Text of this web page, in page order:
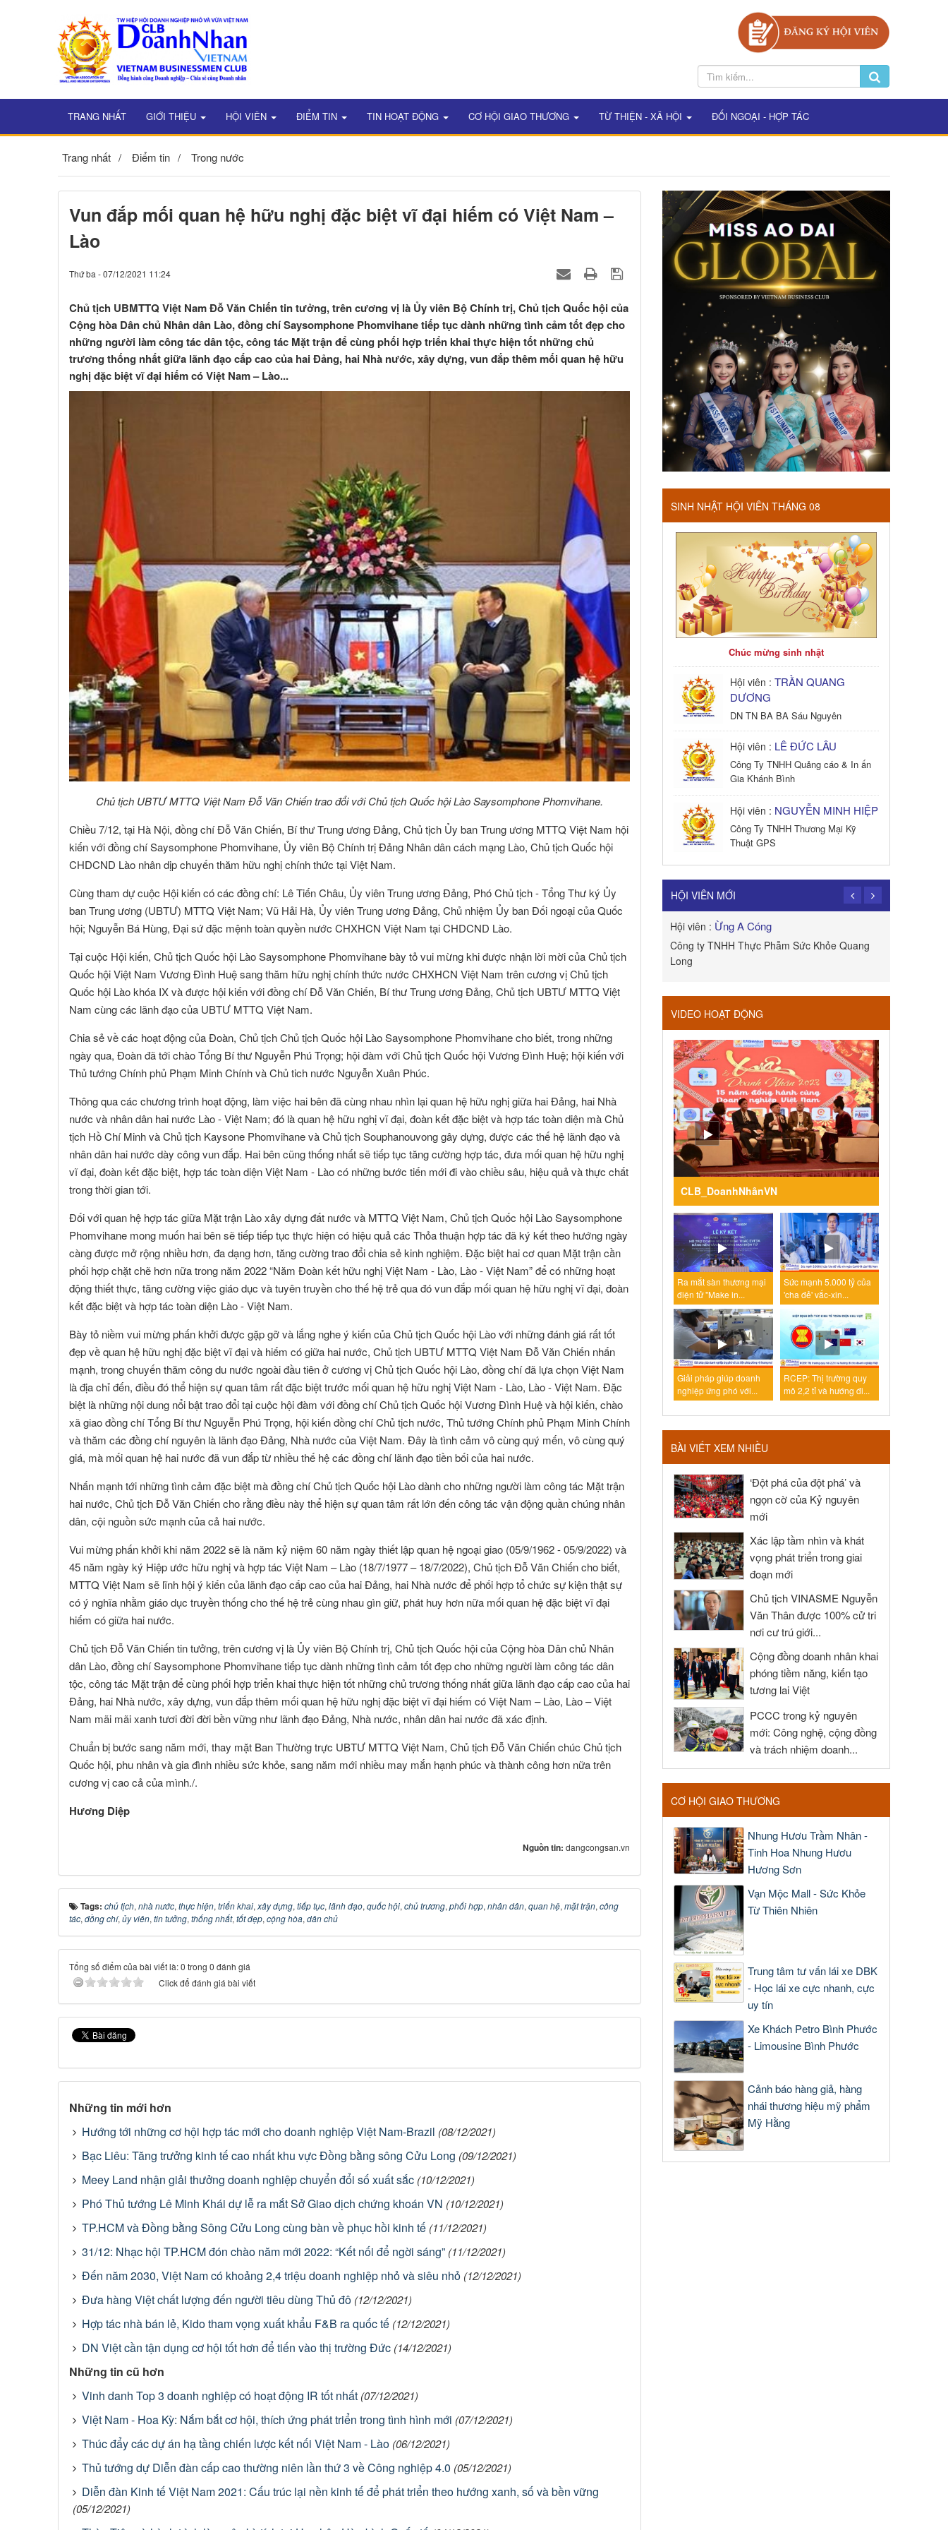
TRANG NHẤT GIỚI THIỆU HỘI VIÊN ĐIỂM TIN TIN HOẠT ĐỘNG CƠ HỘI GIAO THƯƠNG TỪ THIỆN - XÃ HỘI ĐỐI NGOẠI - HỢP TÁC
Trang nhất Điểm tin Trong nước
Vun đắp mối quan hệ hữu nghị đặc biệt vĩ đại hiếm có Việt Nam –
Lào
Thứ ba - 07/12/2021 11:24
Chủ tịch UBMTTQ Việt Nam Đỗ Văn Chiến tin tưởng, trên cương vị là Ủy viên Bộ Chính trị, Chủ tịch Quốc hội của
Cộng hòa Dân chủ Nhân dân Lào, đồng chí Saysomphone Phomvihane tiếp tục dành những tình cảm tốt đẹp cho
những người làm công tác dân tộc, công tác Mặt trận để cùng phối hợp triển khai thực hiện tốt những chủ
trương thống nhất giữa lãnh đạo cấp cao của hai Đảng, hai Nhà nước, xây dựng, vun đắp thêm mối quan hệ hữu
nghị đặc biệt vĩ đại hiếm có Việt Nam – Lào...
Chủ tịch UBTƯ MTTQ Việt Nam Đỗ Văn Chiến trao đổi với Chủ tịch Quốc hội Lào Saysomphone Phomvihane.
Chiều 7/12, tại Hà Nội, đồng chí Đỗ Văn Chiến, Bí thư Trung ương Đảng, Chủ tịch Ủy ban Trung ương MTTQ Việt Nam hội
kiến với đồng chí Saysomphone Phomvihane, Ủy viên Bộ Chính trị Đảng Nhân dân cách mạng Lào, Chủ tịch Quốc hội
CHDCND Lào nhân dịp chuyến thăm hữu nghị chính thức tại Việt Nam.
Cùng tham dự cuộc Hội kiến có các đồng chí: Lê Tiến Châu, Ủy viên Trung ương Đảng, Phó Chủ tịch - Tổng Thư ký Ủy
ban Trung ương (UBTƯ) MTTQ Việt Nam; Vũ Hải Hà, Ủy viên Trung ương Đảng, Chủ nhiệm Ủy ban Đối ngoại của Quốc
hội; Nguyễn Bá Hùng, Đại sứ đặc mệnh toàn quyền nước CHXHCN Việt Nam tại CHDCND Lào.
Tại cuộc Hội kiến, Chủ tịch Quốc hội Lào Saysomphone Phomvihane bày tỏ vui mừng khi được nhận lời mời của Chủ tịch
Quốc hội Việt Nam Vương Đình Huệ sang thăm hữu nghị chính thức nước CHXHCN Việt Nam trên cương vị Chủ tịch
Quốc hội Lào khóa IX và được hội kiến với đồng chí Đỗ Văn Chiến, Bí thư Trung ương Đảng, Chủ tịch UBTƯ MTTQ Việt
Nam cùng các lãnh đạo của UBTƯ MTTQ Việt Nam.
Chia sẻ về các hoạt động của Đoàn, Chủ tịch Chủ tịch Quốc hội Lào Saysomphone Phomvihane cho biết, trong những
ngày qua, Đoàn đã tới chào Tổng Bí thư Nguyễn Phú Trọng; hội đàm với Chủ tịch Quốc hội Vương Đình Huệ; hội kiến với
Thủ tướng Chính phủ Phạm Minh Chính và Chủ tich nước Nguyễn Xuân Phúc.
Thông qua các chương trình hoạt động, làm việc hai bên đã cùng nhau nhìn lại quan hệ hữu nghị giữa hai Đảng, hai Nhà
nước và nhân dân hai nước Lào - Việt Nam; đó là quan hệ hữu nghị vĩ đại, đoàn kết đặc biệt và hợp tác toàn diện mà Chủ
tịch Hồ Chí Minh và Chủ tịch Kaysone Phomvihane và Chủ tịch Souphanouvong gây dựng, được các thế hệ lãnh đạo và
nhân dân hai nước dày công vun đắp. Hai bên cũng thống nhất sẽ tiếp tục tăng cường hợp tác, đưa mối quan hệ hữu nghị
vĩ đại, đoàn kết đặc biệt, hợp tác toàn diện Việt Nam - Lào có những bước tiến mới đi vào chiều sâu, hiệu quả và thực chất
trong thời gian tới.
Đối với quan hệ hợp tác giữa Mặt trận Lào xây dựng đất nước và MTTQ Việt Nam, Chủ tịch Quốc hội Lào Saysomphone
Phomvihane mong muốn hai bên sẽ tiếp tiếp tục thực hiện có hiệu quả các Thỏa thuận hợp tác đã ký kết theo hướng ngày
càng được mở rộng nhiều hơn, đa dạng hơn, tăng cường trao đổi chia sẻ kinh nghiệm. Đặc biệt hai cơ quan Mặt trận cần
phối hợp chặt chẽ hơn nữa trong năm 2022 “Năm Đoàn kết hữu nghị Việt Nam - Lào, Lào - Việt Nam” để có những hoạt
động thiết thực, tăng cường việc giáo dục và tuyên truyền cho thế hệ trẻ qua đó vun đắp mối quan hệ hữu nghị vĩ đại, đoàn
kết đặc biệt và hợp tác toàn diện Lào - Việt Nam.
Bày tỏ niềm vui mừng phấn khởi được gặp gỡ và lắng nghe ý kiến của Chủ tịch Quốc hội Lào với những đánh giá rất tốt
đẹp về quan hệ hữu nghị đặc biệt vĩ đại và hiếm có giữa hai nước, Chủ tịch UBTƯ MTTQ Việt Nam Đỗ Văn Chiến nhấn
mạnh, trong chuyến thăm công du nước ngoài đầu tiên ở cương vị Chủ tịch Quốc hội Lào, đồng chí đã lựa chọn Việt Nam
là địa chỉ đến, điều đó thể hiện sự quan tâm rất đặc biệt trước mối quan hệ hữu nghị Việt Nam - Lào, Lào - Việt Nam. Đặc
biệt là những nội dung nổi bật trao đổi tại cuộc hội đàm với đồng chí Chủ tịch Quốc hội Vương Đình Huệ và hội kiến, chào
xã giao đồng chí Tổng Bí thư Nguyễn Phú Trọng, hội kiến đồng chí Chủ tịch nước, Thủ tướng Chính phủ Phạm Minh Chính
và thăm các đồng chí nguyên là lãnh đạo Đảng, Nhà nước của Việt Nam. Đây là tình cảm vô cùng quý mến, vô cùng quý
giá, mà mối quan hệ hai nước đã vun đắp từ nhiều thế hệ các đồng chí lãnh đạo tiền bối của hai nước.
Nhấn mạnh tới những tình cảm đặc biệt mà đồng chí Chủ tịch Quốc hội Lào dành cho những người làm công tác Mặt trận
hai nước, Chủ tịch Đỗ Văn Chiến cho rằng điều này thể hiện sự quan tâm rất lớn đến công tác vận động quần chúng nhân
dân, cội nguồn sức mạnh của cả hai nước.
Vui mừng phấn khởi khi năm 2022 sẽ là năm kỷ niệm 60 năm ngày thiết lập quan hệ ngoại giao (05/9/1962 - 05/9/2022) và
45 năm ngày ký Hiệp ước hữu nghị và hợp tác Việt Nam – Lào (18/7/1977 – 18/7/2022), Chủ tịch Đỗ Văn Chiến cho biết,
MTTQ Việt Nam sẽ lĩnh hội ý kiến của lãnh đạo cấp cao của hai Đảng, hai Nhà nước để phối hợp tổ chức sự kiện thật sự
có ý nghĩa nhằm giáo dục truyền thống cho thế hệ trẻ cùng nhau gìn giữ, phát huy hơn nữa mối quan hệ đặc biệt vĩ đại
hiếm có giữa hai nước.
Chủ tịch Đỗ Văn Chiến tin tưởng, trên cương vị là Ủy viên Bộ Chính trị, Chủ tịch Quốc hội của Cộng hòa Dân chủ Nhân
dân Lào, đồng chí Saysomphone Phomvihane tiếp tục dành những tình cảm tốt đẹp cho những người làm công tác dân
tộc, công tác Mặt trận để cùng phối hợp triển khai thực hiện tốt những chủ trương thống nhất giữa lãnh đạo cấp cao của hai
Đảng, hai Nhà nước, xây dựng, vun đắp thêm mối quan hệ hữu nghị đặc biệt vĩ đại hiếm có Việt Nam – Lào, Lào – Việt
Nam mãi mãi xanh tươi đời đời bền vững như lãnh đạo Đảng, Nhà nước, nhân dân hai nước đã xác định.
Chuẩn bị bước sang năm mới, thay mặt Ban Thường trực UBTƯ MTTQ Việt Nam, Chủ tịch Đỗ Văn Chiến chúc Chủ tịch
Quốc hội, phu nhân và gia đình nhiều sức khỏe, sang năm mới nhiều may mắn hạnh phúc và thành công hơn nữa trên
cương vị cao cả của mình./.
Hương Diệp
Nguồn tin:dangcongsan.vn
Tags: chủ tịch, nhà nước, thực hiện, triển khai, xây dựng, tiếp tục, lãnh đạo, quốc hội, chủ trương, phối hợp, nhân dân, quan hệ, mặt trận, công
tác, đồng chí, ủy viên, tin tưởng, thống nhất, tốt đẹp, cộng hòa, dân chủ
Tổng số điểm của bài viết là: 0 trong 0 đánh giá
Click để đánh giá bài viết
Những tin mới hơn
Hướng tới những cơ hội hợp tác mới cho doanh nghiệp Việt Nam-Brazil (08/12/2021)
Bạc Liêu: Tăng trưởng kinh tế cao nhất khu vực Đồng bằng sông Cửu Long (09/12/2021)
Meey Land nhận giải thưởng doanh nghiệp chuyển đổi số xuất sắc (10/12/2021)
Phó Thủ tướng Lê Minh Khái dự lễ ra mắt Sở Giao dịch chứng khoán VN (10/12/2021)
TP.HCM và Đồng bằng Sông Cửu Long cùng bàn về phục hồi kinh tế (11/12/2021)
31/12: Nhạc hội TP.HCM đón chào năm mới 2022: “Kết nối để ngời sáng” (11/12/2021)
Đến năm 2030, Việt Nam có khoảng 2,4 triệu doanh nghiệp nhỏ và siêu nhỏ (12/12/2021)
Đưa hàng Việt chất lượng đến người tiêu dùng Thủ đô (12/12/2021)
Hợp tác nhà bán lẻ, Kido tham vọng xuất khẩu F&B ra quốc tế (12/12/2021)
DN Việt cần tận dụng cơ hội tốt hơn để tiến vào thị trường Đức (14/12/2021)
Những tin cũ hơn
Vinh danh Top 3 doanh nghiệp có hoạt động IR tốt nhất (07/12/2021)
Việt Nam - Hoa Kỳ: Nắm bắt cơ hội, thích ứng phát triển trong tình hình mới (07/12/2021)
Thúc đẩy các dự án hạ tầng chiến lược kết nối Việt Nam - Lào (06/12/2021)
Thủ tướng dự Diễn đàn cấp cao thường niên lần thứ 3 về Công nghiệp 4.0 (05/12/2021)
Diễn đàn Kinh tế Việt Nam 2021: Cấu trúc lại nền kinh tế để phát triển theo hướng xanh, số và bền vững
(05/12/2021)
SINH NHẬT HỘI VIÊN THÁNG 08
Chúc mừng sinh nhật
Hội viên :TRẦN QUANG
DƯƠNG
DN TN BA BA Sáu Nguyên
Hội viên : LÊ ĐỨC LÂU
Công Ty TNHH Quảng cáo & In ấn
Gia Khánh Bình
Hội viên : NGUYỄN MINH HIỆP
Công Ty TNHH Thương Mại Kỹ
Thuật GPS
PHONG
Công Ty TNHH Dịch vụ Cuộc Sống
Hạnh Phúc
HỘI VIÊN MỚI
NGUYỄN MINH CHÁNH Hội viên :TRƯƠNG CÔNG VŨ
Toàn Cầu
Hội viên :Đặng Thị Như Ý Hội viên : Ừng A Cóng
Công ty TNHH Thực Phẫm Sức Khỏe Quang
Long
VIDEO HOẠT ĐỘNG
CLB_DoanhNhânVN
Ra mắt sàn thương mại
điện tử "Make in...
Sức mạnh 5.000 tỷ của
'cha đẻ' vắc-xin...
Giải pháp giúp doanh
nghiệp ứng phó với...
RCEP: Thị trường quy
mô 2,2 tỉ và hướng đi...
BÀI VIẾT XEM NHIỀU
‘Đột phá của đột phá’ và
ngọn cờ của Kỷ nguyên
mới
Xác lập tầm nhìn và khát
vọng phát triển trong giai
đoạn mới
Chủ tịch VINASME Nguyễn
Văn Thân được 100% cử tri
nơi cư trú giới...
Cộng đồng doanh nhân khai
phóng tiềm năng, kiến tạo
tương lai Việt
PCCC trong kỷ nguyên
mới: Công nghệ, cộng đồng
và trách nhiệm doanh...
CƠ HỘI GIAO THƯƠNG
Nhung Hươu Trầm Nhân -
Tinh Hoa Nhung Hươu
Hương Sơn
Vạn Mộc Mall - Sức Khỏe
Từ Thiên Nhiên
Trung tâm tư vấn lái xe DBK
- Học lái xe cực nhanh, cực
uy tín
Xe Khách Petro Bình Phước
- Limousine Bình Phước
Cảnh báo hàng giả, hàng
nhái thương hiệu mỹ phẩm
Mỹ Hằng